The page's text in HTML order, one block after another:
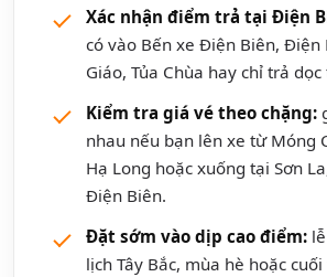
Xác nhận điểm trả tại Điện
có vào Bến xe Điện Biên, Điện
Giáo, Tủa Chùa hay chỉ trả dọc
Kiểm tra giá vé theo chặng:
nhau nếu bạn lên xe từ Móng
Hạ Long hoặc xuống tại Sơn
Điện Biên.
Đặt sớm vào dịp cao điểm:
lịch Tây Bắc, mùa hè hoặc